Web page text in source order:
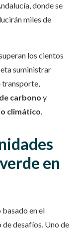
donde se
miles de
los cientos
suministrar
transporte,
carbono y
climático.
en
en el
de desafíos. Uno de